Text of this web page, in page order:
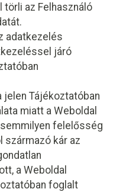
az Felhasználó
adatkezelés
járó
jelen Tájékoztatóban
miatt a Weboldal
felelősség
származó kár az
a Weboldal
foglalt